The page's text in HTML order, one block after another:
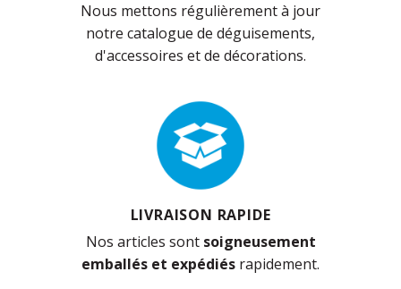
Nous mettons régulièrement à jour
notre catalogue de déguisements,
d'accessoires et de décorations.
LIVRAISON RAPIDE
Nos articles sont soigneusement
emballés et expédiés rapidement.